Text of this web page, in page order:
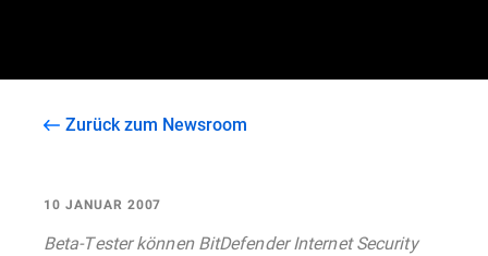
Zurück zum Newsroom
10 JANUAR 2007
Beta-Tester können BitDefender Internet Security